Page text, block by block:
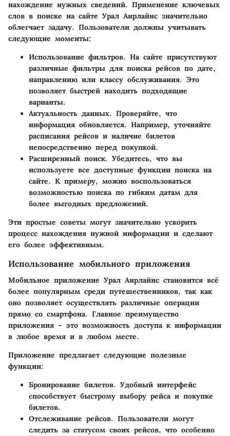
нахождение нужных сведений. Применение ключевых
слов в поиске на сайте Урал Аирлайнс значительно
облегчает задачу. Пользователи должны учитывать
следующие моменты:
Использование фильтров. На сайте присутствуют
различные фильтры для поиска рейсов по дате,
направлению или классу обслуживания. Это
позволяет быстрей находить подходящие
варианты.
Актуальность данных. Проверяйте, что
информация обновляется. Например, уточняйте
расписания рейсов и наличие билетов
непосредственно перед покупкой.
Расширенный поиск. Убедитесь, что вы
используете все доступные функции поиска на
сайте. К примеру, можно воспользоваться
возможностью поиска по гибким датам для
более выгодных предложений.
Эти простые советы могут значительно ускорить
процесс нахождения нужной информации и сделают
его более эффективным.
Использование мобильного приложения
Мобильное приложение Урал Аирлайнс становится всё
более популярным среди путешественников, так как
оно позволяет осуществлять различные операции
прямо со смартфона. Главное преимущество
приложения – это возможность доступа к информации
в любое время и в любом месте.
Приложение предлагает следующие полезные
функции:
Бронирование билетов. Удобный интерфейс
способствует быстрому выбору рейса и покупке
билетов.
Отслеживание рейсов. Пользователи могут
следить за статусом своих рейсов, что особенно